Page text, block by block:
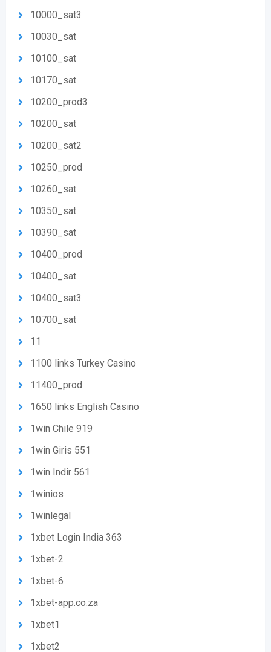
10000_sat3
10030_sat
10100_sat
10170_sat
10200_prod3
10200_sat
10200_sat2
10250_prod
10260_sat
10350_sat
10390_sat
10400_prod
10400_sat
10400_sat3
10700_sat
11
1100 links Turkey Casino
11400_prod
1650 links English Casino
1win Chile 919
1win Giris 551
1win Indir 561
1winios
1winlegal
1xbet Login India 363
1xbet-2
1xbet-6
1xbet-app.co.za
1xbet1
1xbet2